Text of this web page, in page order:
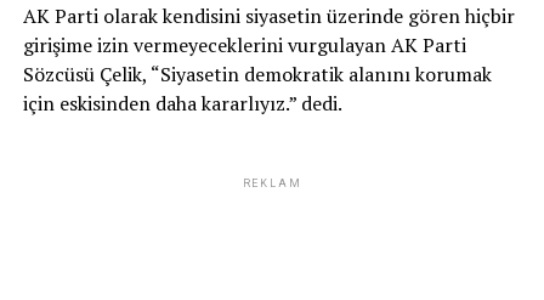
AK Parti olarak kendisini siyasetin üzerinde gören hiçbir
girişime izin vermeyeceklerini vurgulayan AK Parti
Sözcüsü Çelik, “Siyasetin demokratik alanını korumak
için eskisinden daha kararlıyız.” dedi.
REKLAM